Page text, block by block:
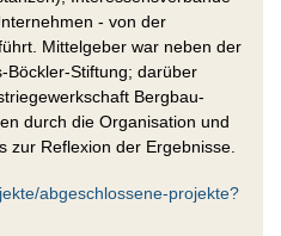
- von der
Mittelgeber war neben der
Böckler-Stiftung; darüber
Bergbau-
durch die Organisation und
zur Reflexion der Ergebnisse.
abgeschlossene-projekte?